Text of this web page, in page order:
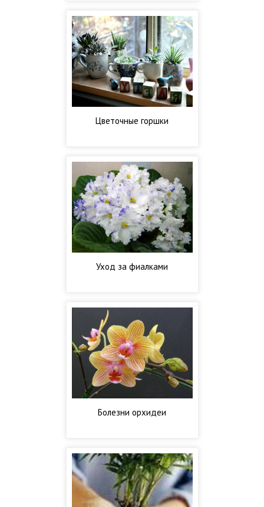
Цветочные горшки
Уход за фиалками
Болезни орхидеи